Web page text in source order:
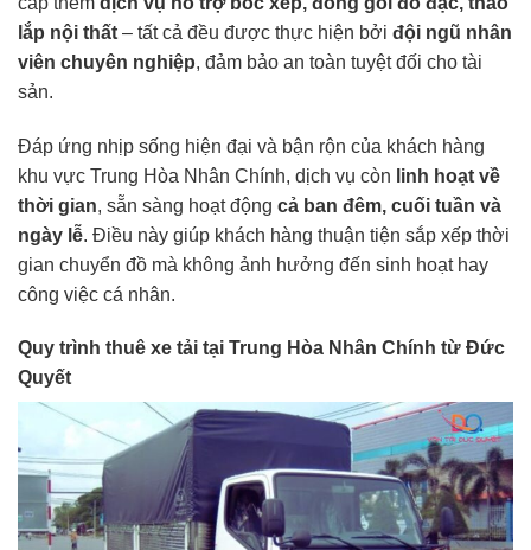
lắp nội thất – tất cả đều được thực hiện bởi đội ngũ nhân
viên chuyên nghiệp, đảm bảo an toàn tuyệt đối cho tài
sản.
Đáp ứng nhịp sống hiện đại và bận rộn của khách hàng
khu vực Trung Hòa Nhân Chính, dịch vụ còn linh hoạt về
thời gian, sẵn sàng hoạt động cả ban đêm, cuối tuần và
ngày lễ. Điều này giúp khách hàng thuận tiện sắp xếp thời
gian chuyển đồ mà không ảnh hưởng đến sinh hoạt hay
công việc cá nhân.
Quy trình thuê xe tải tại Trung Hòa Nhân Chính từ Đức
Quyết